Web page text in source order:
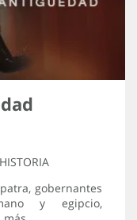
gobernantes
y egipcio,